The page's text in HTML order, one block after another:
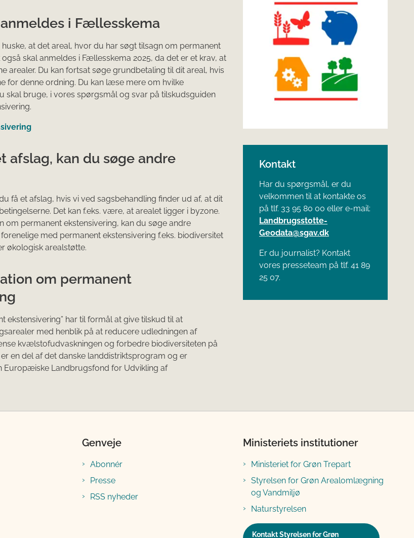
i Fællesskema
at det areal, hvor du har søgt tilsagn om permanent
skal anmeldes i Fællesskema 2025, da det er et krav, at
arealer. Du kan fortsat søge grundbetaling til dit areal, hvis
for denne ordning. Du kan læse mere om hvilke
skal bruge, i vores spørgsmål og svar på tilskudsguiden
afslag, kan du søge andre
få et afslag, hvis vi ved sagsbehandling finder ud af, at dit
Det kan f.eks. være, at arealet ligger i byzone.
om permanent ekstensivering, kan du søge andre
med permanent ekstensivering f.eks. biodiversitet
økologisk arealstøtte.
om permanent
ekstensivering” har til formål at give tilskud til at
med henblik på at reducere udledningen af
kvælstofudvaskningen og forbedre biodiversiteten på
en del af det danske landdistriktsprogram og er
Europæiske Landbrugsfond for Udvikling af
Kontakt
Har du spørgsmål, er du
velkommen til at kontakte os
på tlf. 33 95 80 00 eller e-mail:
Landbrugsstotte-
Geodata@sgav.dk
Er du journalist? Kontakt
vores presseteam på tlf. 41 89
25 07.
Genveje
Abonnér
Presse
RSS nyheder
Ministeriets institutioner
Ministeriet for Grøn Trepart
Styrelsen for Grøn Arealomlægning
og Vandmiljø
Naturstyrelsen
Kontakt Styrelsen for Grøn